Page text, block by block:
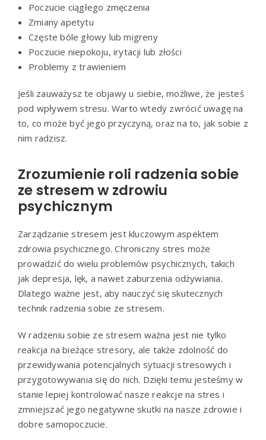
Poczucie ciągłego zmęczenia
Zmiany apetytu
Częste bóle głowy lub migreny
Poczucie niepokoju, irytacji lub złości
Problemy z trawieniem
Jeśli zauważysz te objawy u siebie, możliwe, że jesteś
pod wpływem stresu. Warto wtedy zwrócić uwagę na
to, co może być jego przyczyną, oraz na to, jak sobie z
nim radzisz.
Zrozumienie roli radzenia sobie
ze stresem w zdrowiu
psychicznym
Zarządzanie stresem jest kluczowym aspektem
zdrowia psychicznego. Chroniczny stres może
prowadzić do wielu problemów psychicznych, takich
jak depresja, lęk, a nawet zaburzenia odżywiania.
Dlatego ważne jest, aby nauczyć się skutecznych
technik radzenia sobie ze stresem.
W radzeniu sobie ze stresem ważna jest nie tylko
reakcja na bieżące stresory, ale także zdolność do
przewidywania potencjalnych sytuacji stresowych i
przygotowywania się do nich. Dzięki temu jesteśmy w
stanie lepiej kontrolować nasze reakcje na stres i
zmniejszać jego negatywne skutki na nasze zdrowie i
dobre samopoczucie.